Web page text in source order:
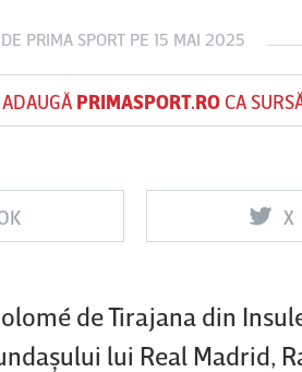
PRIMA SPORT PE 15 MAI 2025
ADAUGĂ PRIMASPORT.ROCA
X
de Tirajana din
lui Real Madrid,
Sepsi OSK Sf
Vs
FCSB